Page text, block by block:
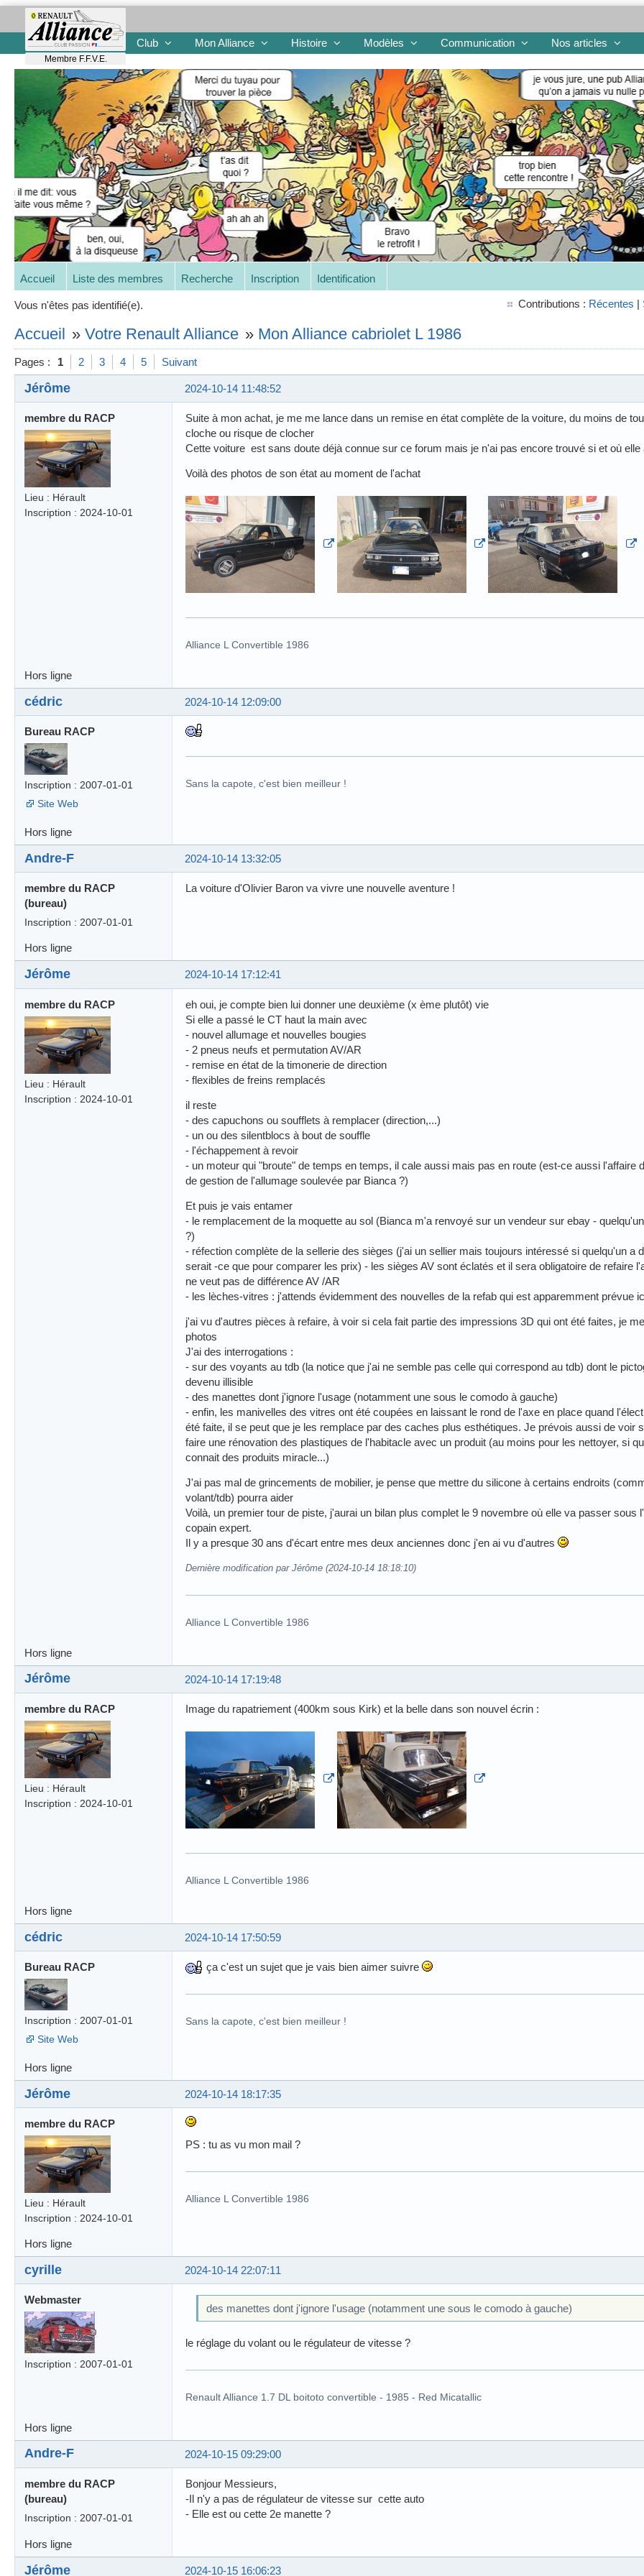
Membre F.F.V.E.
Club Mon Alliance Histoire Modèles Communication Nos articles
Accueil Liste des membres Recherche Inscription Identification
Vous n'êtes pas identifié(e). Contributions : Récentes |
Accueil » Votre Renault Alliance » Mon Alliance cabriolet L 1986
Pages : 1 2 3 4 5 Suivant
2024-10-14 11:48:52
Jérôme
membre du RACP
Lieu : Hérault
Inscription : 2024-10-01
Suite à mon achat, je me me lance dans un remise en état complète de la voiture, du moins de
cloche ou risque de clocher
Cette voiture est sans doute déjà connue sur ce forum mais je n'ai pas encore trouvé si et où elle
Voilà des photos de son état au moment de l'achat
Alliance L Convertible 1986
Hors ligne
2024-10-14 12:09:00
cédric
Bureau RACP
Inscription : 2007-01-01
Site Web
Sans la capote, c'est bien meilleur !
Hors ligne
2024-10-14 13:32:05
Andre-F
membre du RACP
(bureau)
Inscription : 2007-01-01
La voiture d'Olivier Baron va vivre une nouvelle aventure !
Hors ligne
2024-10-14 17:12:41
Jérôme
membre du RACP
Lieu : Hérault
Inscription : 2024-10-01
eh oui, je compte bien lui donner une deuxième (x ème plutôt) vie
Si elle a passé le CT haut la main avec
- nouvel allumage et nouvelles bougies
- 2 pneus neufs et permutation AV/AR
- remise en état de la timonerie de direction
- flexibles de freins remplacés
il reste
- des capuchons ou soufflets à remplacer (direction,...)
- un ou des silentblocs à bout de souffle
- l'échappement à revoir
- un moteur qui "broute" de temps en temps, il cale aussi mais pas en route (est-ce aussi l'affaire
de gestion de l'allumage soulevée par Bianca ?)
Et puis je vais entamer
- le remplacement de la moquette au sol (Bianca m'a renvoyé sur un vendeur sur ebay -
?)
- réfection complète de la sellerie des sièges (j'ai un sellier mais toujours intéressé si quelqu'un a
serait -ce que pour comparer les prix) - les sièges AV sont éclatés et il sera obligatoire de refaire
ne veut pas de différence AV /AR
- les lèches-vitres : j'attends évidemment des nouvelles de la refab qui est apparemment prévue
j'ai vu d'autres pièces à refaire, à voir si cela fait partie des impressions 3D qui ont été faites, je
photos
J'ai des interrogations :
- sur des voyants au tdb (la notice que j'ai ne semble pas celle qui correspond au tdb) dont le
devenu illisible
- des manettes dont j'ignore l'usage (notamment une sous le comodo à gauche)
- enfin, les manivelles des vitres ont été coupées en laissant le rond de l'axe en place quand
été faite, il se peut que je les remplace par des caches plus esthétiques. Je prévois aussi de voir
faire une rénovation des plastiques de l'habitacle avec un produit (au moins pour les nettoyer, si
connait des produits miracle...)
J'ai pas mal de grincements de mobilier, je pense que mettre du silicone à certains endroits
volant/tdb) pourra aider
Voilà, un premier tour de piste, j'aurai un bilan plus complet le 9 novembre où elle va passer sous
copain expert.
Il y a presque 30 ans d'écart entre mes deux anciennes donc j'en ai vu d'autres
Dernière modification par Jérôme (2024-10-14 18:18:10)
Alliance L Convertible 1986
Hors ligne
2024-10-14 17:19:48
Jérôme
membre du RACP
Lieu : Hérault
Inscription : 2024-10-01
Image du rapatriement (400km sous Kirk) et la belle dans son nouvel écrin :
Alliance L Convertible 1986
Hors ligne
2024-10-14 17:50:59
cédric
Bureau RACP
Inscription : 2007-01-01
Site Web
ça c'est un sujet que je vais bien aimer suivre
Sans la capote, c'est bien meilleur !
Hors ligne
2024-10-14 18:17:35
Jérôme
membre du RACP
Lieu : Hérault
Inscription : 2024-10-01
PS : tu as vu mon mail ?
Alliance L Convertible 1986
Hors ligne
2024-10-14 22:07:11
cyrille
Webmaster
Inscription : 2007-01-01
des manettes dont j'ignore l'usage (notamment une sous le comodo à gauche)
le réglage du volant ou le régulateur de vitesse ?
Renault Alliance 1.7 DL boitoto convertible - 1985 - Red Micatallic
Hors ligne
2024-10-15 09:29:00
Andre-F
membre du RACP
(bureau)
Inscription : 2007-01-01
Bonjour Messieurs,
-Il n'y a pas de régulateur de vitesse sur cette auto
- Elle est ou cette 2e manette ?
Hors ligne
2024-10-15 16:06:23
Jérôme